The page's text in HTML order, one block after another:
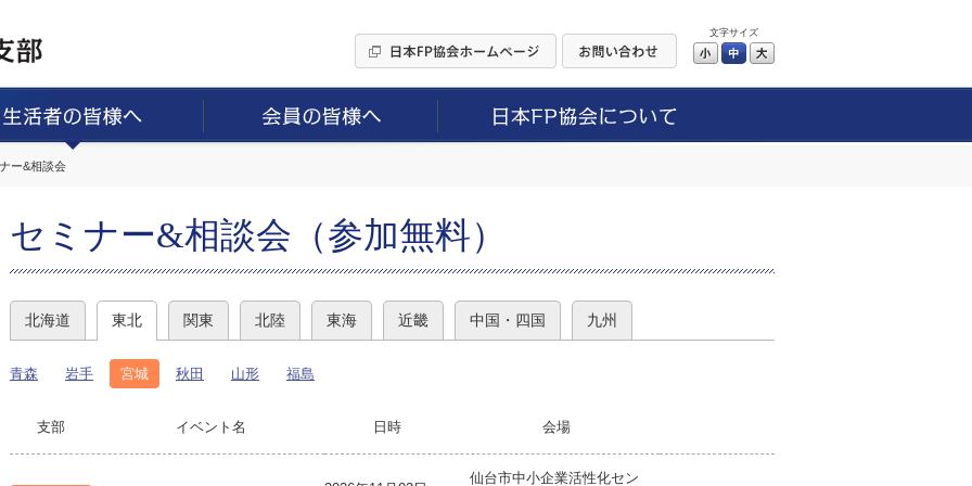
文字サイズ
小 中
ー&相談会
セミナー&相談会（参加無料）
北海道 東北 関東 北陸 東海 近畿 中国・四国 九州
青森 岩手 宮城 秋田 山形 福島
支部 イベント名 日時 会場
仙台市中小企業活性化セン